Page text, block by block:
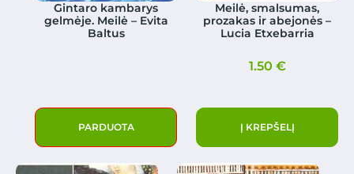
Gintaro kambarys
gelmėje. Meilė – Evita
Baltus
PARDUOTA
Meilė, smalsumas,
prozakas ir abejonės –
Lucia Etxebarria
1.50 €
Į KREPŠELĮ